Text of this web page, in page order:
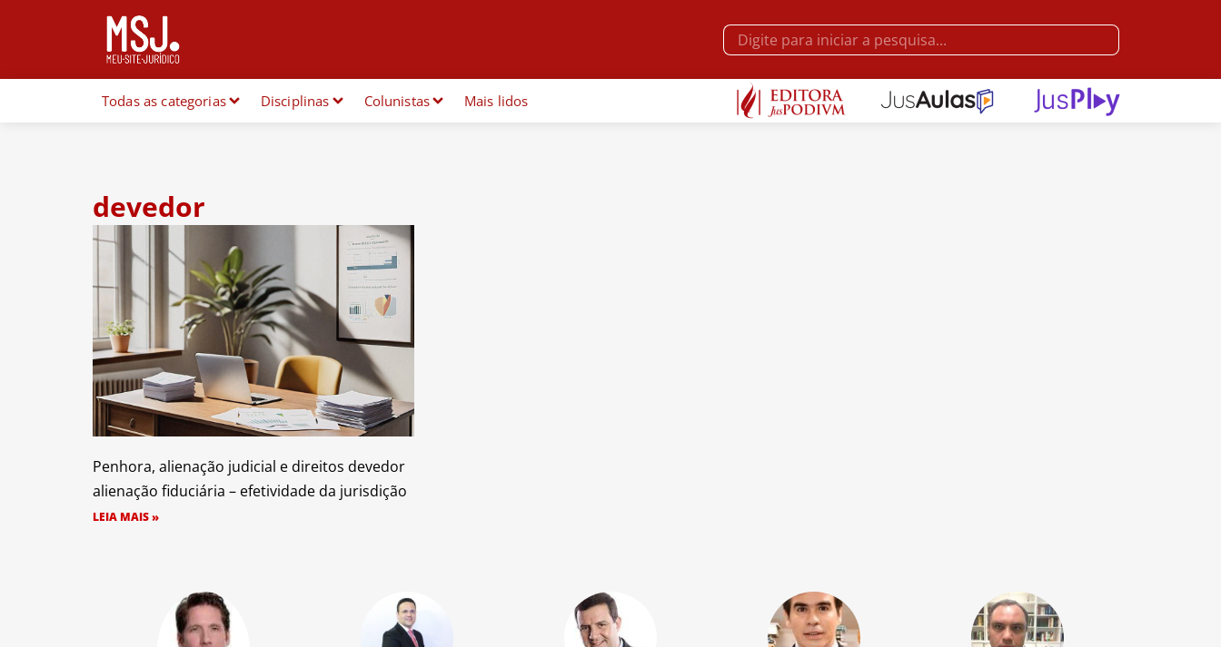
Todas as categorias Disciplinas Colunistas Mais lidos
devedor
Penhora, alienação judicial e direitos devedor
alienação fiduciária – efetividade da jurisdição
LEIA MAIS »